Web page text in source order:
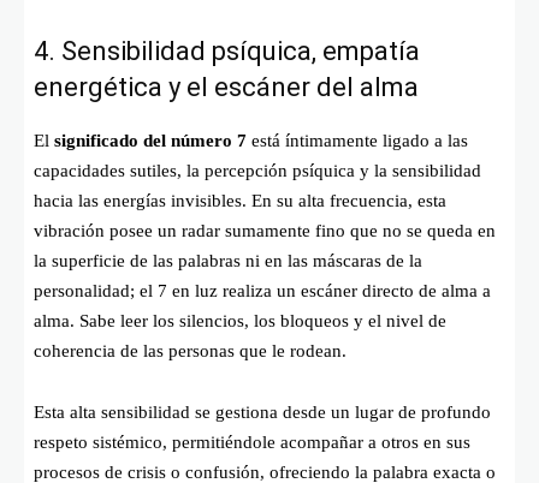
4. Sensibilidad psíquica, empatía
energética y el escáner del alma
El significado del número 7 está íntimamente ligado a las
capacidades sutiles, la percepción psíquica y la sensibilidad
hacia las energías invisibles. En su alta frecuencia, esta
vibración posee un radar sumamente fino que no se queda en
la superficie de las palabras ni en las máscaras de la
personalidad; el 7 en luz realiza un escáner directo de alma a
alma. Sabe leer los silencios, los bloqueos y el nivel de
coherencia de las personas que le rodean.
Esta alta sensibilidad se gestiona desde un lugar de profundo
respeto sistémico, permitiéndole acompañar a otros en sus
procesos de crisis o confusión, ofreciendo la palabra exacta o